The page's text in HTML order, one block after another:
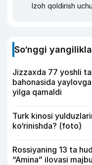
Izoh qoldirish
So‘nggi
Jizzaxda 77 yoshli
bahonasida
yilga qamaldi
Turk kinosi
ko‘rinishda? (foto)
Rossiyaning 13 ta
“Amina” ilovasi